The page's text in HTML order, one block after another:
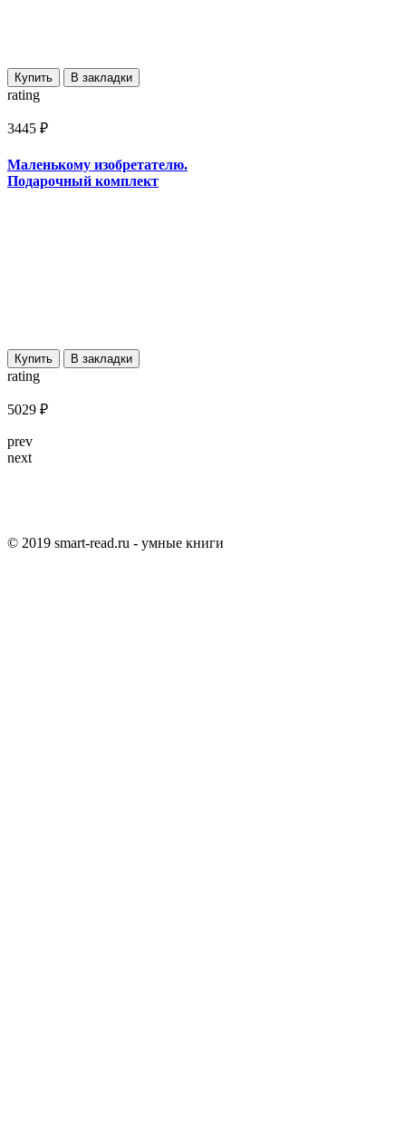
Купить В закладки
rating
3445 ₽
Маленькому изобретателю.
Подарочный комплект
Купить В закладки
rating
5029 ₽
prev
next
© 2019 smart-read.ru - умные книги